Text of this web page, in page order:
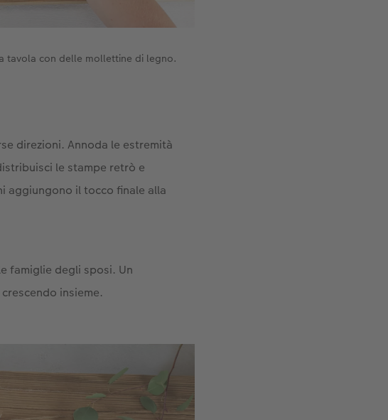
tavola con delle mollettine di legno.
direzioni. Annoda le estremità
le stampe retrò e
aggiungono il tocco finale alla
famiglie degli sposi. Un
insieme.